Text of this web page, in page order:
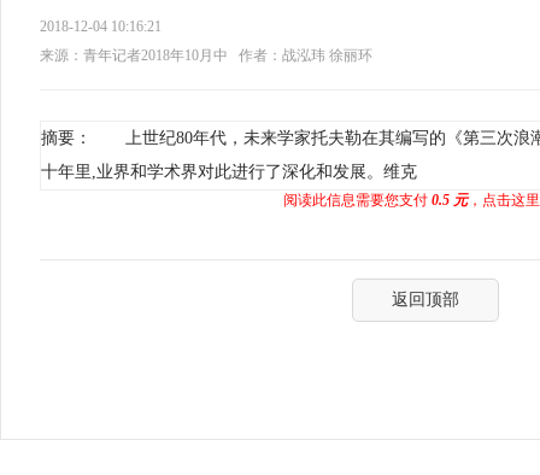
2018-12-04 10:16:21
来源：青年记者2018年10月中
作者：战泓玮 徐丽环
摘要： 上世纪80年代，未来学家托夫勒在其编写的《第三次浪
十年里,业界和学术界对此进行了深化和发展。维克
阅读此信息需要您支付 0.5 元，点击这
返回顶部